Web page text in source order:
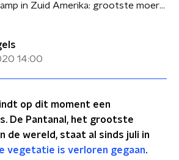
Natuurramp in Zuid Amerika: grootste moerasgebied van de wereld staat in brand
14:00
op dit moment een
De Pantanal, het grootste
de wereld, staat al sinds juli in
vegetatie is verloren gegaan.